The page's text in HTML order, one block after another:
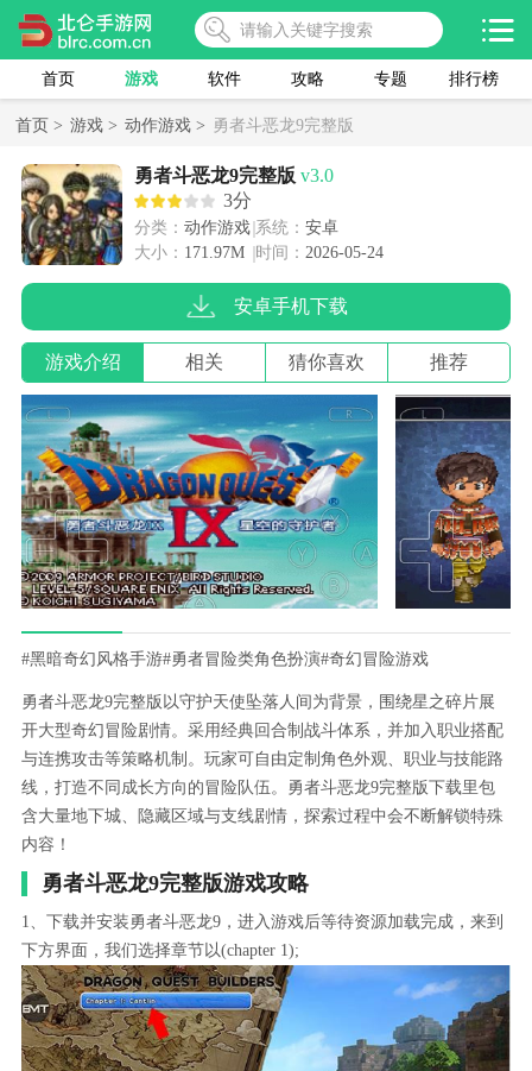
首页 游戏 软件 攻略 专题 排行榜
首页 > 游戏 > 动作游戏 > 勇者斗恶龙9完整版
勇者斗恶龙9完整版 v3.0
3分
分类： 动作游戏 系统： 安卓
大小： 171.97M 时间： 2026-05-24
安卓手机下载
游戏介绍 相关 猜你喜欢 推荐
#黑暗奇幻风格手游#勇者冒险类角色扮演#奇幻冒险游戏
勇者斗恶龙9完整版以守护天使坠落人间为背景，围绕星之碎片展
开大型奇幻冒险剧情。采用经典回合制战斗体系，并加入职业搭配
与连携攻击等策略机制。玩家可自由定制角色外观、职业与技能路
线，打造不同成长方向的冒险队伍。勇者斗恶龙9完整版下载里包
含大量地下城、隐藏区域与支线剧情，探索过程中会不断解锁特殊
内容！
勇者斗恶龙9完整版游戏攻略
1、下载并安装勇者斗恶龙9，进入游戏后等待资源加载完成，来到
下方界面，我们选择章节以(chapter 1);